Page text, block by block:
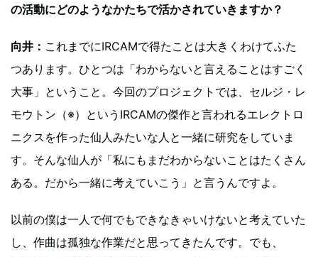
の活動にどのようなかたちで活かされていきますか？
向井： これまでにIRCAMで得たことは大きくわけてふた
つあります。ひとつは「わからないと言えることはすごく
大事」ということ。今回のプロジェクトでは、セルジ・レ
モウトン（※）というIRCAMの傑作と言われるエレクトロ
ニクスを作った仙人みたいな人と一緒に研究をしていま
す。そんな仙人が「私にもまだわからないことはたくさん
ある。だから一緒に考えていこう」と言うんですよ。
以前の僕は一人で何でもできなきゃいけないと考えていた
し、作曲は孤独な作業だと思ってきたんです。でも、